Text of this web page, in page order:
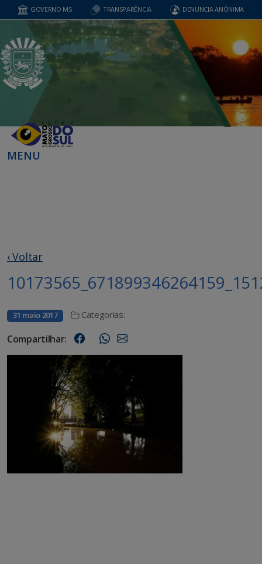
GOVERNO MS TRANSPARÊNCIA DENUNCIA ANÔNIMA
MENU
‹ Voltar
31 maio 2017 Categorias:
Compartilhar: